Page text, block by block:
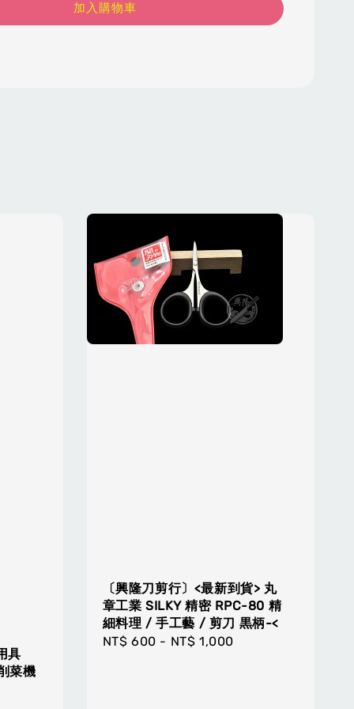
加入購物車
具
菜機
〔興隆刀剪行〕<最新到貨> 丸
章工業 SILKY 精密 RPC-80 精
細料理 / 手工藝 / 剪刀 黒柄-<
Regular
NT$ 600 - NT$ 1,000